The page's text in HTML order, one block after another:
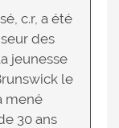
c.r, a été
des
jeunesse
le
mené
30 ans